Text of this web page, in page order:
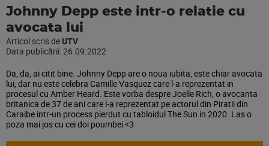
Johnny Depp este intr-o relatie cu
avocata lui
Articol scris de UTV
Data publicării:26.09.2022
Da, da, ai citit bine. Johnny Depp are o noua iubita, este chiar avocata
lui, dar nu este celebra Camille Vasquez care l-a reprezentat in
procesul cu Amber Heard. Este vorba despre Joelle Rich, o avocanta
britanica de 37 de ani care l-a reprezentat pe actorul din Piratii din
Caraibe intr-un process pierdut cu tabloidul The Sun in 2020. Las o
poza mai jos cu cei doi poumbei <3